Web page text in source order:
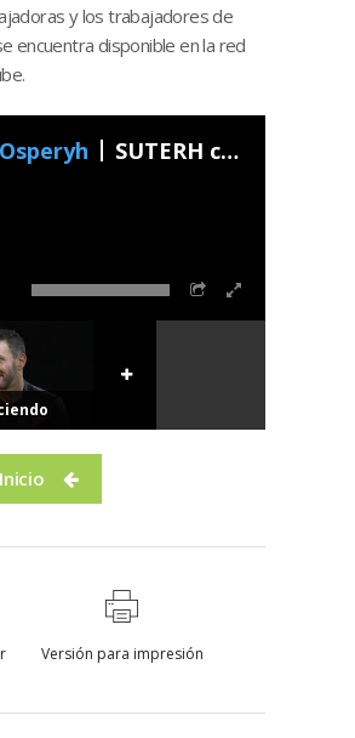
y los trabajadores de
encuentra disponible en la red
SUTERH con Vos - Programa 22 2019
Versión para impresión